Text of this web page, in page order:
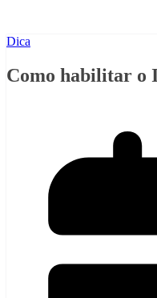
Dica
Como habilitar o